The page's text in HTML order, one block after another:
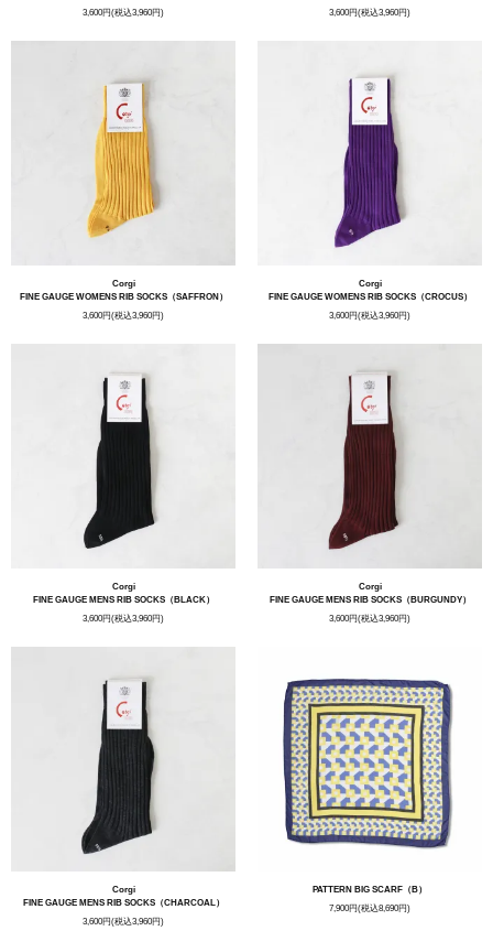
3,600円(税込3,960円)
3,600円(税込3,960円)
Corgi
FINE GAUGE WOMENS RIB SOCKS（SAFFRON）
3,600円(税込3,960円)
Corgi
FINE GAUGE WOMENS RIB SOCKS（CROCUS）
3,600円(税込3,960円)
Corgi
FINE GAUGE MENS RIB SOCKS（BLACK）
3,600円(税込3,960円)
Corgi
FINE GAUGE MENS RIB SOCKS（BURGUNDY）
3,600円(税込3,960円)
Corgi
FINE GAUGE MENS RIB SOCKS（CHARCOAL）
3,600円(税込3,960円)
PATTERN BIG SCARF（B）
7,900円(税込8,690円)